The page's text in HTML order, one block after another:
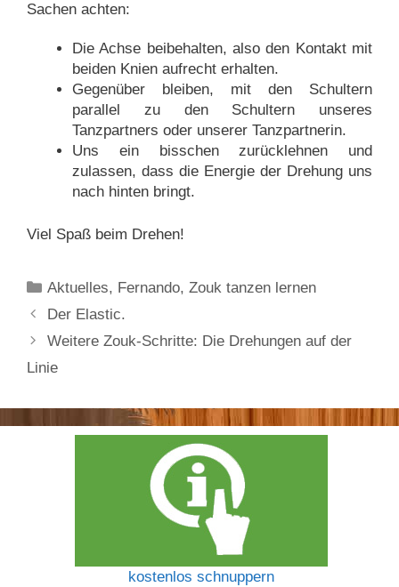
Sachen achten:
Die Achse beibehalten, also den Kontakt mit
beiden Knien aufrecht erhalten.
Gegenüber bleiben, mit den Schultern
parallel zu den Schultern unseres
Tanzpartners oder unserer Tanzpartnerin.
Uns ein bisschen zurücklehnen und
zulassen, dass die Energie der Drehung uns
nach hinten bringt.
Viel Spaß beim Drehen!
Kategorien
Aktuelles, Fernando,Zouk tanzen lernen
Der Elastic.
Weitere Zouk-Schritte: Die Drehungen auf der
Linie
kostenlos schnuppern